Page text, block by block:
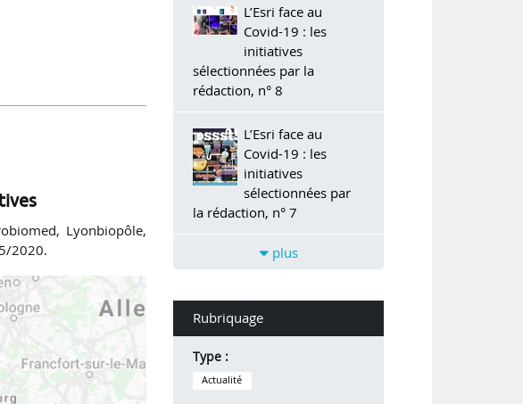
Lyonbiopôle,
2020.
L’Esri face au
Covid-19 : les
initiatives
sélectionnées par la
rédaction, n° 8
L’Esri face au
Covid-19 : les
initiatives
sélectionnées par
la rédaction, n° 7
plus
Rubriquage
Type :
Actualité